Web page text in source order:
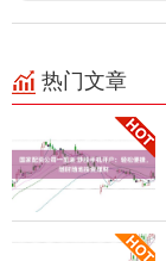
热门文章